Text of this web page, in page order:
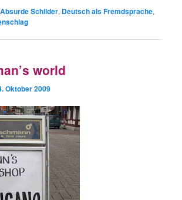
Absurde Schilder, Deutsch als Fremdsprache,
world
Oktober 2009